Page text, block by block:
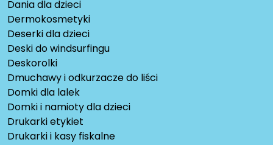
Dania dla dzieci
Dermokosmetyki
Deserki dla dzieci
Deski do windsurfingu
Deskorolki
Dmuchawy i odkurzacze do liści
Domki dla lalek
Domki i namioty dla dzieci
Drukarki etykiet
Drukarki i kasy fiskalne